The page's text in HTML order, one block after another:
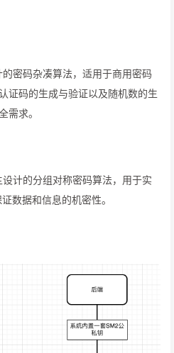
密码杂凑算法，适用于商用密码
证码的生成与验证以及随机数的生
需求。
计的分组对称密码算法，用于实
数据和信息的机密性。